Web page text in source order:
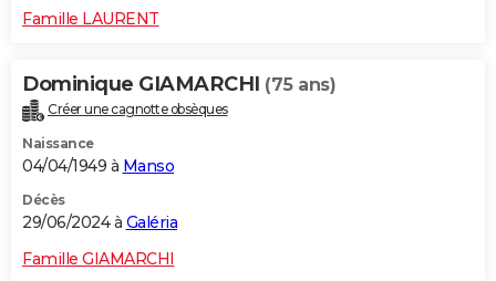
Famille LAURENT
Dominique GIAMARCHI (75 ans)
Créer une cagnotte obsèques
Naissance
04/04/1949 à Manso
Décès
29/06/2024 à Galéria
Famille GIAMARCHI